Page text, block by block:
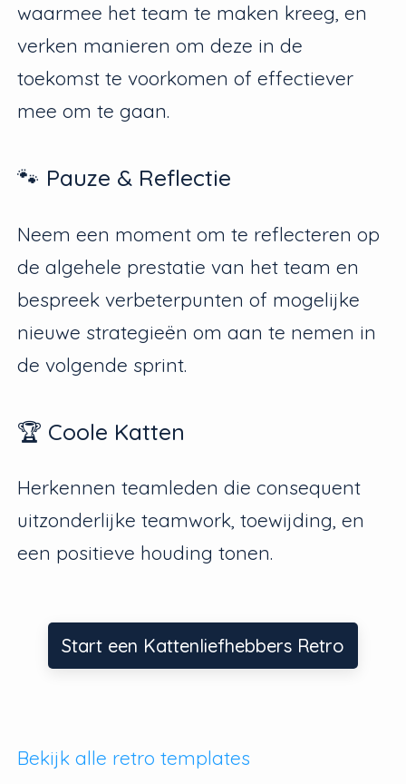
waarmee het team te maken kreeg, en
verken manieren om deze in de
toekomst te voorkomen of effectiever
mee om te gaan.
🐾 Pauze & Reflectie
Neem een moment om te reflecteren op
de algehele prestatie van het team en
bespreek verbeterpunten of mogelijke
nieuwe strategieën om aan te nemen in
de volgende sprint.
🏆 Coole Katten
Herkennen teamleden die consequent
uitzonderlijke teamwork, toewijding, en
een positieve houding tonen.
Start een Kattenliefhebbers Retro
Bekijk alle retro templates